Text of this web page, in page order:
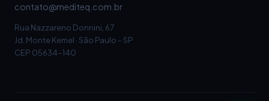
contato@mediteq.com.br
Rua Nazzareno Donnini, 67
Jd. Monte Kemel · São Paulo - SP
CEP 05634-140